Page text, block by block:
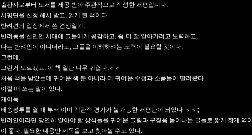
출판사로부터 도서를 제공 받아 주관적으로 작성한 서평입니다.
서평단을 신청 해서 받고, 읽게 된 책이다.
반려견의 입장에서 쓴 견생일기.
반려동물 천만인 시대에 그들에게 공감하고, 좀 더 잘 알아가려고 노력하고,
나는 반려인이 아니더라도, 그들을 이해하려는 노력이 필요할 것이다.
그런데,
그런거 모르겠고, 이 책 일단 너무 귀엽다.ㅎㅎ
처음 책을 받았는데 귀여운 책 뿐 아니라 더 귀여운 수첩과 소품들이 딸려왔다.
이럴 때 쓰는 말이 있다.
개이득
배송봉투를 열 때 부터 이미 객관적 평가가 불가능한 서평단이 되었다 ㅎㅎ;;
반려인이라면 당연히 알아야 할 상식들을 귀여운 그림과 꾸짖음 묻어나는 글들로 짧게 짧게 엮
이 좋다. 필요한 내용만 제목을 보고 찾아볼 수도 있다.